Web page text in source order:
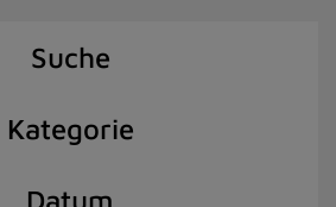
Suche
Kategorie
Datum